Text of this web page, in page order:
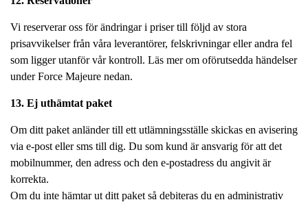
Vi reserverar oss för ändringar i priser till följd av stora
prisavvikelser från våra leverantörer, felskrivningar eller andra fel
som ligger utanför vår kontroll. Läs mer om oförutsedda händelser
under Force Majeure nedan.
13. Ej uthämtat paket
Om ditt paket anländer till ett utlämningsställe skickas en avisering
via e-post eller sms till dig. Du som kund är ansvarig för att det
mobilnummer, den adress och den e-postadress du angivit är
korrekta.
Om du inte hämtar ut ditt paket så debiteras du en administrativ